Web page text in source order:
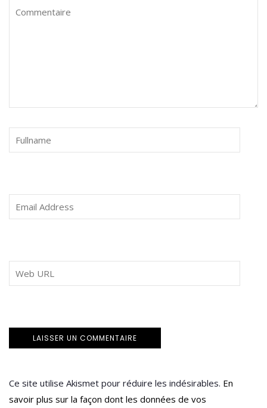
Ce site utilise Akismet pour réduire les indésirables. En
savoir plus sur la façon dont les données de vos